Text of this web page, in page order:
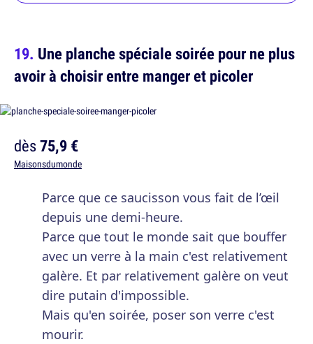
Une planche spéciale soirée pour ne plus
avoir à choisir entre manger et picoler
dès75,9 €
Maisonsdumonde
Parce que ce saucisson vous fait de l’œil
depuis une demi-heure.
Parce que tout le monde sait que bouffer
avec un verre à la main c'est relativement
galère. Et par relativement galère on veut
dire putain d'impossible.
Mais qu'en soirée, poser son verre c'est
mourir.